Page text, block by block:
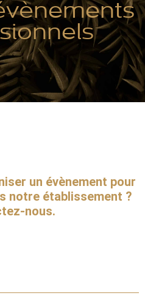
un évènement pour
notre établissement ?
nous.